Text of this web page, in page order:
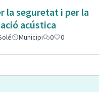
la seguretat i per la
acústica
Municipi 0 0